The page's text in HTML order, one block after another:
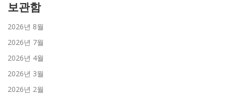
보관함
2026년 8월
2026년 7월
2026년 4월
2026년 3월
2026년 2월